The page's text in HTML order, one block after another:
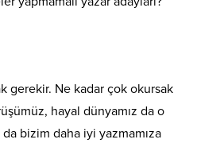
gerekir. Ne kadar çok okursak
hayal dünyamız da o
bizim daha iyi yazmamıza